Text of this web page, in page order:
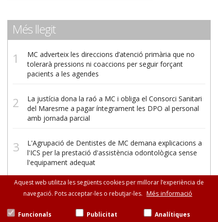
Més llegit
MC adverteix les direccions d’atenció primària que no
tolerarà pressions ni coaccions per seguir forçant
pacients a les agendes
La justícia dona la raó a MC i obliga el Consorci Sanitari
del Maresme a pagar íntegrament les DPO al personal
amb jornada parcial
L'Agrupació de Dentistes de MC demana explicacions a
l'ICS per la prestació d'assistència odontològica sense
l'equipament adequat
Aquest web utilitza les següents cookies per millorar l’experiència de
navegació. Pots acceptar-les o rebutjar-les. Més informació
Funcionals Publicitat Analítiques